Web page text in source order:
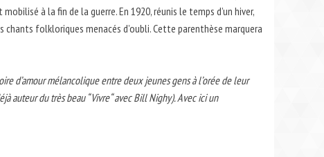
à la fin de la guerre. En 1920, réunis le temps d’un hiver,
folkloriques menacés d’oubli. Cette parenthèse marquera
d’amour mélancolique entre deux jeunes gens à l’orée de leur
auteur du très beau “Vivre“ avec Bill Nighy). Avec ici un